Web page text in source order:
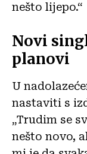
nešto lijepo.“
Novi
planovi
U
nastaviti s
„Trudim se
nešto novo,